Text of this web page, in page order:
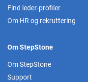
Find leder-profiler
Om HR og rekruttering
Om StepStone
Om StepStone
Support